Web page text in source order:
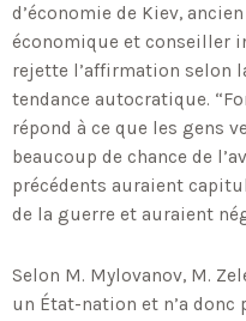
d’économie de Kiev,
économique et conseiller
rejette l’affirmation selon
tendance autocratique.
répond à ce que les gens
beaucoup de chance de
précédents auraient
de la guerre et auraient
Selon M. Mylovanov, M.
un État-nation et n’a donc